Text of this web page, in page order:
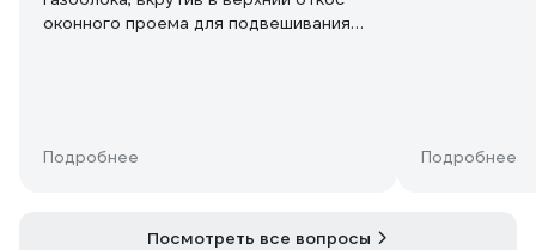
оконного проема для подвешивания
Подробнее
Подробнее
Посмотреть все вопросы